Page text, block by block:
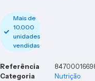
Mais de
10.000
unidades
vendidas
Referência
Categoria
Nutrição